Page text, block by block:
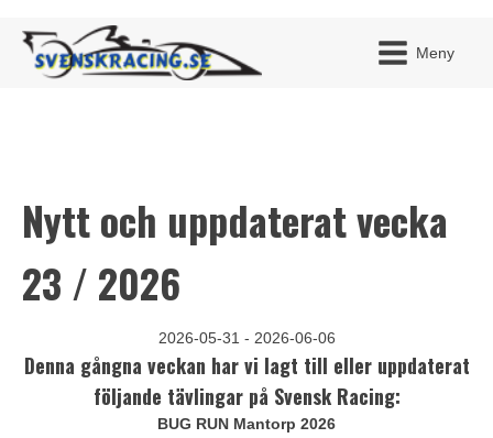
Meny
BLI
MITT
Nytt och uppdaterat vecka
23 / 2026
2026-05-31 - 2026-06-06
Denna gångna veckan har vi lagt till eller uppdaterat
följande tävlingar på Svensk Racing:
BUG RUN Mantorp 2026